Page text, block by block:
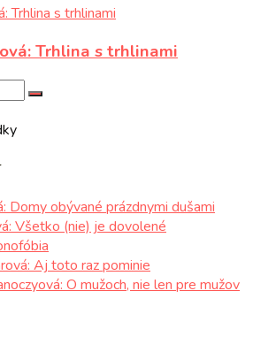
Trhlina s trhlinami
Domy obývané prázdnymi dušami
Všetko (nie) je dovolené
Aj toto raz pominie
O mužoch, nie len pre mužov